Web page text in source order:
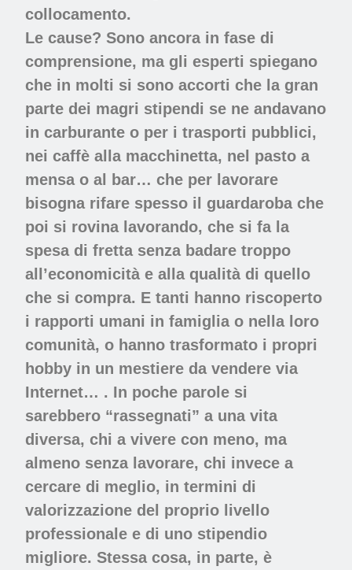
collocamento.
Le cause? Sono ancora in fase di
comprensione, ma gli esperti spiegano
che in molti si sono accorti che la gran
parte dei magri stipendi se ne andavano
in carburante o per i trasporti pubblici,
nei caffè alla macchinetta, nel pasto a
mensa o al bar… che per lavorare
bisogna rifare spesso il guardaroba che
poi si rovina lavorando, che si fa la
spesa di fretta senza badare troppo
all’economicità e alla qualità di quello
che si compra. E tanti hanno riscoperto
i rapporti umani in famiglia o nella loro
comunità, o hanno trasformato i propri
hobby in un mestiere da vendere via
Internet… . In poche parole si
sarebbero “rassegnati” a una vita
diversa, chi a vivere con meno, ma
almeno senza lavorare, chi invece a
cercare di meglio, in termini di
valorizzazione del proprio livello
professionale e di uno stipendio
migliore. Stessa cosa, in parte, è